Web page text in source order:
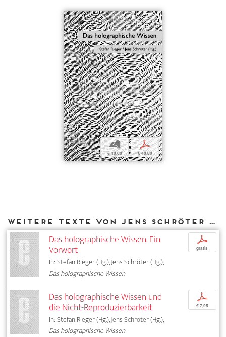
b
€ 40,00
p
€ 40,00
Weitere Texte von Jens Schröter bei DIAPHANES
Das holographische Wissen. Ein
Vorwort
In: Stefan Rieger (Hg.), Jens Schröter (Hg.),
Das holographische Wissen
p
gratis
Das holographische Wissen und
die Nicht-Reproduzierbarkeit
In: Stefan Rieger (Hg.), Jens Schröter (Hg.),
Das holographische Wissen
p
€ 7,95